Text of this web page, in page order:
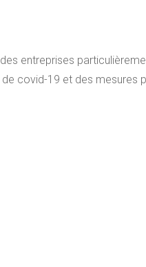
entreprises
covid-19 et des mesures